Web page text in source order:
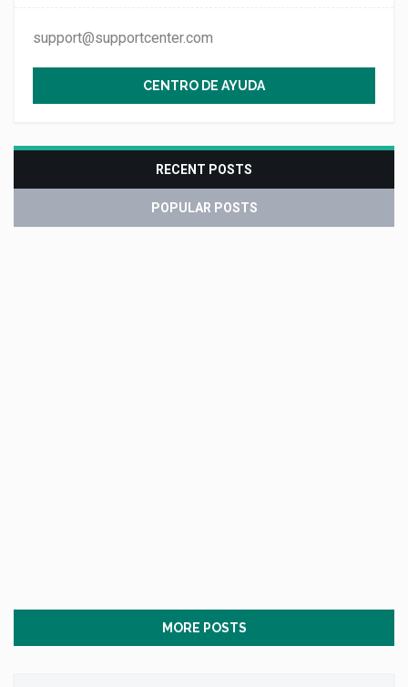
support@supportcenter.com
CENTRO DE AYUDA
RECENT POSTS
POPULAR POSTS
MORE POSTS